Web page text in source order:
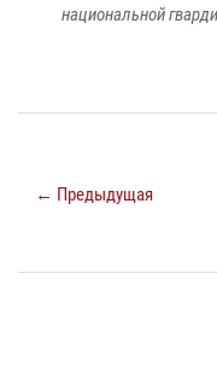
национальной
← Предыдущая